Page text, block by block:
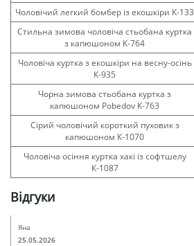
Чоловічий легкий бомбер із екошкіри К-133
Стильна зимова чоловіча стьобана куртка
з капюшоном К-764
Чоловіча куртка з екошкіри на весну-осінь
К-935
Чорна зимова стьобана куртка з
капюшоном Pobedov К-763
Сірий чоловічий короткий пуховик з
капюшоном К-1070
Чоловіча осіння куртка хакі із софтшелу
К-1087
Відгуки
Яна
25.05.2026